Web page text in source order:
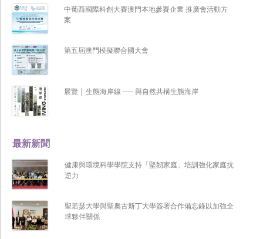
最新新聞
健康與環境科學學院支持「堅韌家庭」培訓強化家庭抗
逆力
聖若瑟大學與聖奧古斯丁大學簽署合作備忘錄以加強全
球夥伴關係
中葡西國際科創大賽澳門本地參賽企業 推廣會活動方
案
第五屆澳門模擬聯合國大會
展覽 | 生態海岸線 ── 與自然共構生態海岸